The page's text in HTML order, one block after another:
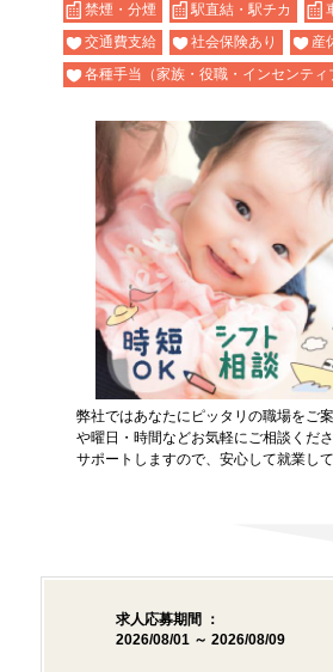
禁煙・分煙
駅直結・駅チカ
交通費支給
社会保険あり 産
各種手当（家族・役職・インセンティ
弊社ではあなたにピッタリの職場をご
や曜日・時間などお気軽にご相談くだ
サポートしますので、安心して就業して
求人応募期間 ：
2026/08/01 ～ 2026/08/09